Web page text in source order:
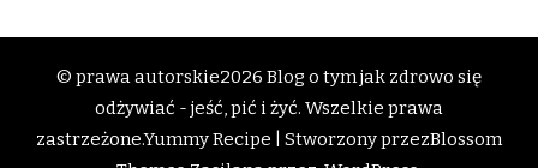
© prawa autorskie2026 Blog o tym jak zdrowo się
odżywiać - jeść, pić i żyć. Wszelkie prawa
zastrzeżone.Yummy Recipe | Stworzony przezBlossom